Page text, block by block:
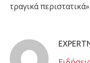
τραγικά